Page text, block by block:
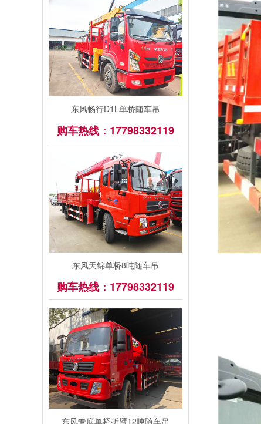
东风畅行D1L单桥随车吊
购车热线：17798332119
东风天锦单桥8吨随车吊
购车热线：17798332119
东风专底单桥折臂12吨随车吊